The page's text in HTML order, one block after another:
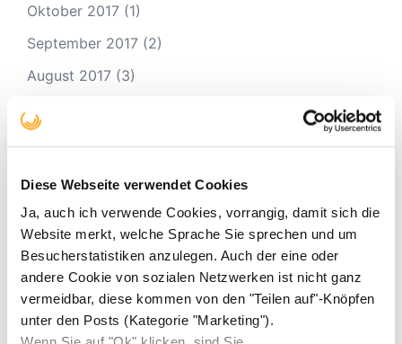
Diese Webseite verwendet Cookies
Ja, auch ich verwende Cookies, vorrangig, damit sich die
Website merkt, welche Sprache Sie sprechen und um
Besucherstatistiken anzulegen. Auch der eine oder
andere Cookie von sozialen Netzwerken ist nicht ganz
vermeidbar, diese kommen von den "Teilen auf"-Knöpfen
unter den Posts (Kategorie "Marketing").
Oktober 2017 (1)
September 2017 (2)
August 2017 (3)
März 2017
Februar 2017 (2)
Januar 2017
Dezember 2016 (2)
November 2016(4)